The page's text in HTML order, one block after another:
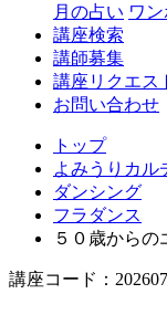
月の占い ワ
講座検索
講師募集
講座リクエス
お問い合わせ
トップ
よみうりカル
ダンシング
フラダンス
５０歳からの
講座コード：